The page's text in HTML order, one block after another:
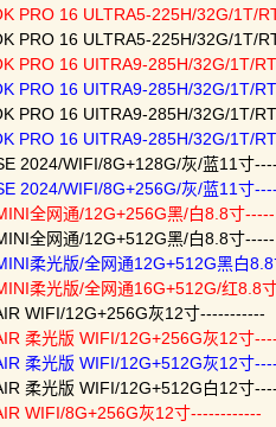
PRO 16 ULTRA5-225H/32G/
PRO 16 ULTRA5-225H/32G/
PRO 16 UITRA9-285H/32G/1T/
PRO 16 UITRA9-285H/32G/1T/
PRO 16 UITRA9-285H/32G/1T/
PRO 16 UITRA9-285H/32G/1T/
2024/WIFI/8G+128G/灰/蓝11寸
2024/WIFI/8G+256G/灰/蓝11寸
全网通/12G+256G黑/白8.8寸
全网通/12G+512G黑/白8.8寸
柔光版/全网通12G+512G黑白
柔光版/全网通16G+512G/红
WIFI/12G+256G灰12寸
柔光版 WIFI/12G+256G灰12
柔光版 WIFI/12G+512G灰12
柔光版 WIFI/12G+512G白12
WIFI/8G+256G灰12寸